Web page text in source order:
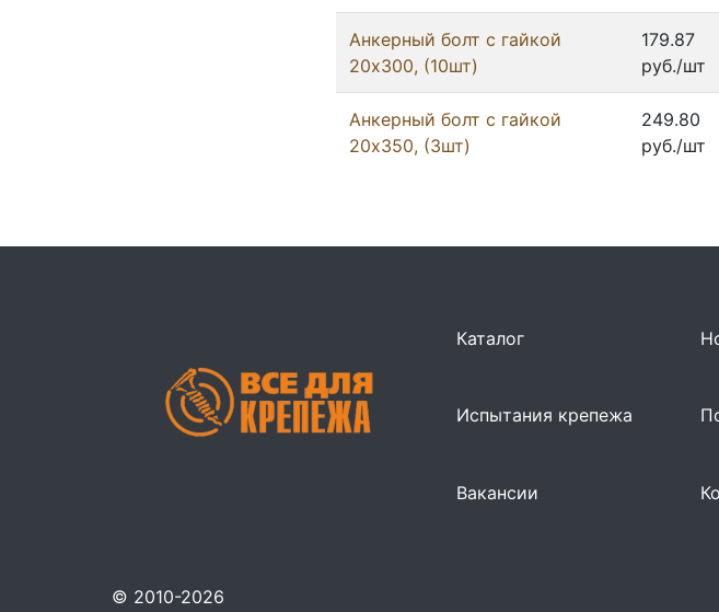
Анкерный болт с гайкой
20x300, (10шт)
179.87
руб./шт
Анкерный болт с гайкой
20x350, (3шт)
249.80
руб./шт
Каталог
Испытания крепежа
Вакансии
© 2010-2026